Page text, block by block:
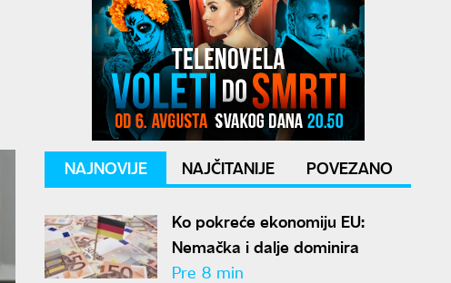
NAJNOVIJE NAJČITANIJE POVEZANO
Ko pokreće ekonomiju EU:
Nemačka i dalje dominira
Pre 8 min